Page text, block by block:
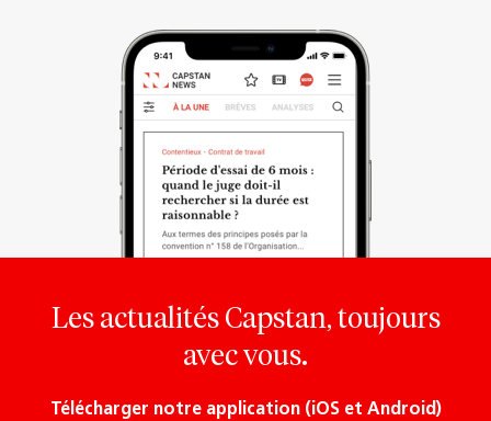
Les actualités Capstan, toujours
avec vous.
Télécharger notre application (iOS et Android)